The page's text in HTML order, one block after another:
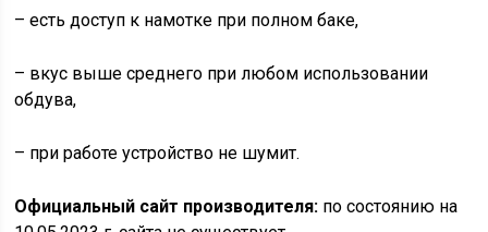
– есть доступ к намотке при полном баке,
– вкус выше среднего при любом использовании
обдува,
– при работе устройство не шумит.
Официальный сайт производителя: по состоянию на